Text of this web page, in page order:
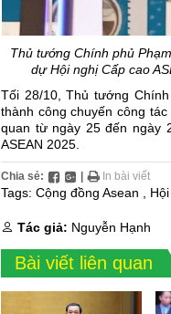
Thủ tướng Chính phủ
dự Hội nghị Cấp cao
Tối 28/10, Thủ tướng
thành công chuyến công
quan từ ngày 25 đến ngày
ASEAN 2025.
Chia sẻ: In bài viết
Tags: Cộng đồng Asean ,
Tác giả: Nguyễn Hạnh
Bài viết liên quan